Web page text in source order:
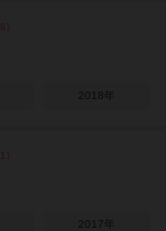
2018年
2017年